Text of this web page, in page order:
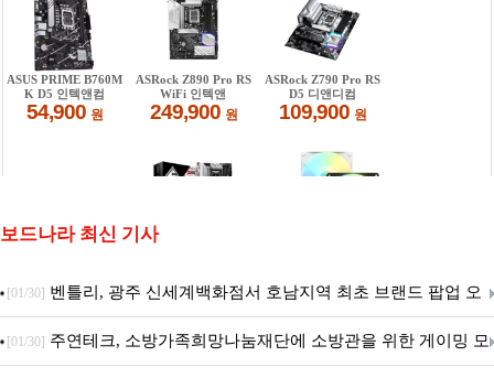
보드나라 최신 기사
[01/30] 벤틀리, 광주 신세계백화점서 호남지역 최초 브랜드 팝업 오
픈
[01/30] 주연테크, 소방가족희망나눔재단에 소방관을 위한 게이밍 모